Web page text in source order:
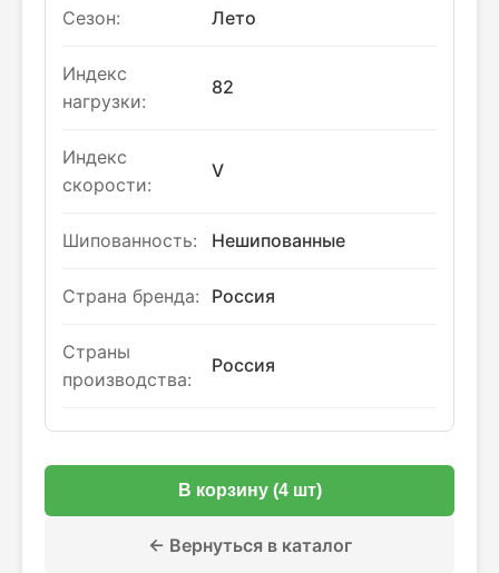
Сезон: Лето
Индекс
нагрузки:
82
Индекс
скорости:
V
Шипованность: Нешипованные
Страна бренда: Россия
Страны
производства:
Россия
В корзину (4 шт)
← Вернуться в каталог